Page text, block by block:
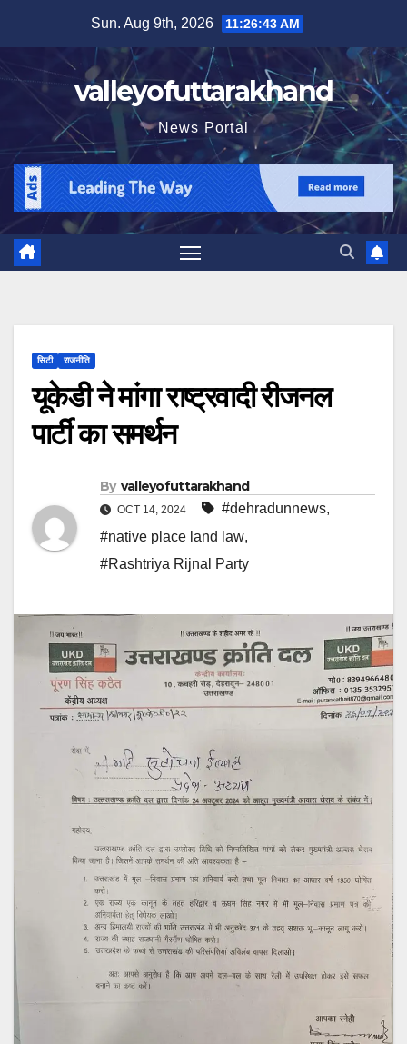
content
Sun. Aug 9th, 2026 11:26:44 AM
valleyofuttarakhand
News Portal
सिटी राजनीति
यूकेडी ने मांगा राष्ट्रवादी रीजनल
पार्टी का समर्थन
By valleyofuttarakhand
OCT 14, 2024 #dehradunnews,
#native place land law,
#Rashtriya Rijnal Party